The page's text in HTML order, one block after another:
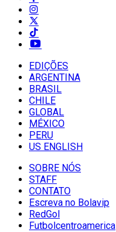
EDIÇÕES
ARGENTINA
BRASIL
CHILE
GLOBAL
MÉXICO
PERU
US ENGLISH
SOBRE NÓS
STAFF
CONTATO
Escreva no Bolavip
RedGol
Futbolcentroamerica